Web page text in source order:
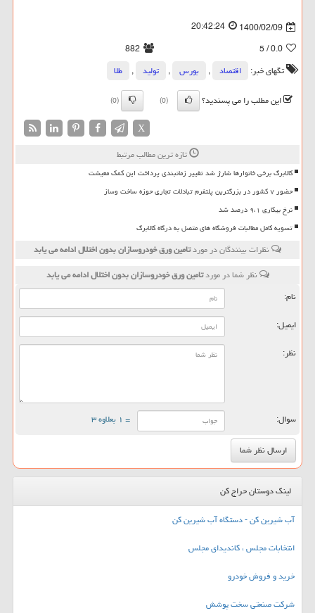
1400/02/09
20:42:24
0.0
/ 5
882
تگهای خبر:
اقتصاد , بورس , تولید ,
طلا
این مطلب را می پسندید؟
(0)
(0)
X
تازه ترین مطالب مرتبط
کالابرگ برخی خانوارها شارژ شد تغییر زمانبندی پرداخت این کمک معیشت
حضور ۷ کشور در بزرگترین پلتفرم تبادلات تجاری حوزه ساخت وساز
نرخ بیکاری ۹،۱ درصد شد
تسویه کامل مطالبات فروشگاه های متصل به درگاه کالابرگ
نظرات بینندگان در موردتامین ورق خودروسازان بدون اختلال ادامه می یابد
نظر شما در موردتامین ورق خودروسازان بدون اختلال ادامه می یابد
نام:
ایمیل:
نظر:
سوال: = ۱ بعلاوه ۳
لینک دوستان حراج کن
آب شیرین کن - دستگاه آب شیرین کن
انتخابات مجلس ، کاندیدای مجلس
خرید و فروش خودرو
شرکت صنعتی سخت پوشش